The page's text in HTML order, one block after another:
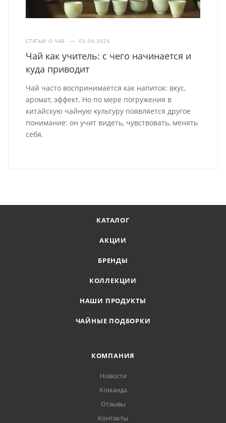
СТАТЬИ О ЧАЕ — 03.04.2026
Чай как учитель: с чего начинается и
куда приводит
Чай часто воспринимается как напиток: вкус,
аромат, эффект. Но по мере погружения в
китайскую чайную культуру появляется другое
понимание: он учит видеть, чувствовать, менять
себя.
КАТАЛОГ
АКЦИИ
БРЕНДЫ
КОЛЛЕКЦИИ
НАШИ ПРОДУКТЫ
ЧАЙНЫЕ ПОДБОРКИ
КОМПАНИЯ
Новости
Команда
Отзывы
Контакты